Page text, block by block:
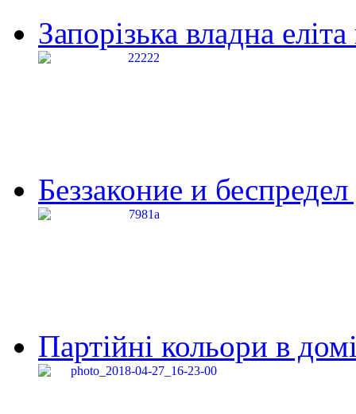
Запорізька владна
Беззаконие и
Партійні кольори в